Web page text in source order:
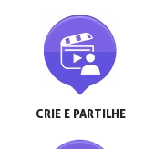
CRIE E PARTILHE